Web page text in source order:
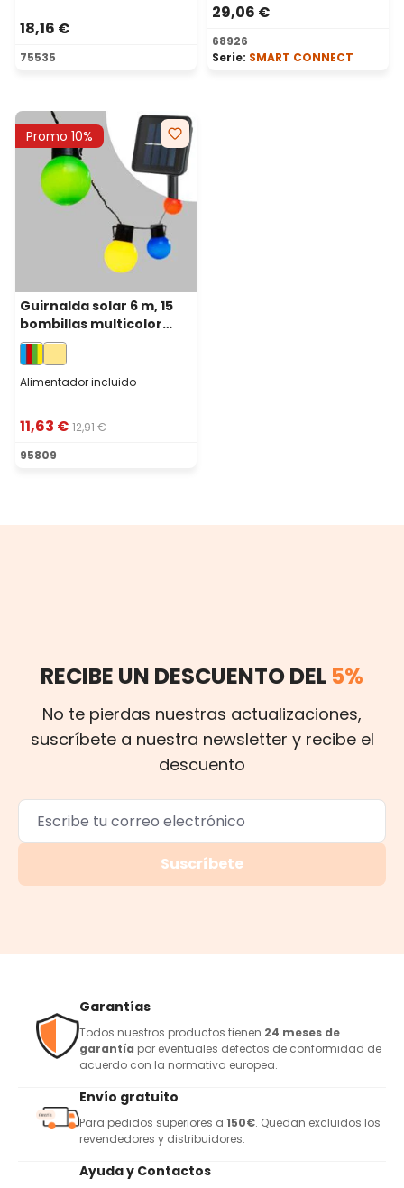
18,16 €
75535
29,06 €
68926
Serie: SMART CONNECT
Promo 10%
Guirnalda solar 6 m, 15
bombillas multicolor
globo Ø 50 mm, led
blanco cálido, cable
negro
Alimentador incluido
11,63 € 12,91 €
95809
RECIBE UN DESCUENTO DEL 5%
No te pierdas nuestras actualizaciones,
suscríbete a nuestra newsletter y recibe el
descuento
Suscríbete
Garantías
Todos nuestros productos tienen 24 meses de
garantía por eventuales defectos de conformidad de
acuerdo con la normativa europea.
Envío gratuito
Para pedidos superiores a 150€. Quedan excluidos los
revendedores y distribuidores.
Ayuda y Contactos